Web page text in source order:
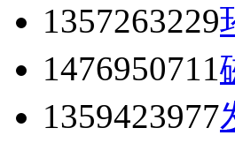
1357263229
1476950711
1359423977